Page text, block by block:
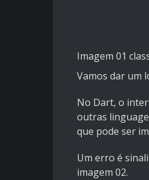
Imagem 01
Vamos dar um
No Dart, o
outras
que pode ser
Um erro é
imagem 02.